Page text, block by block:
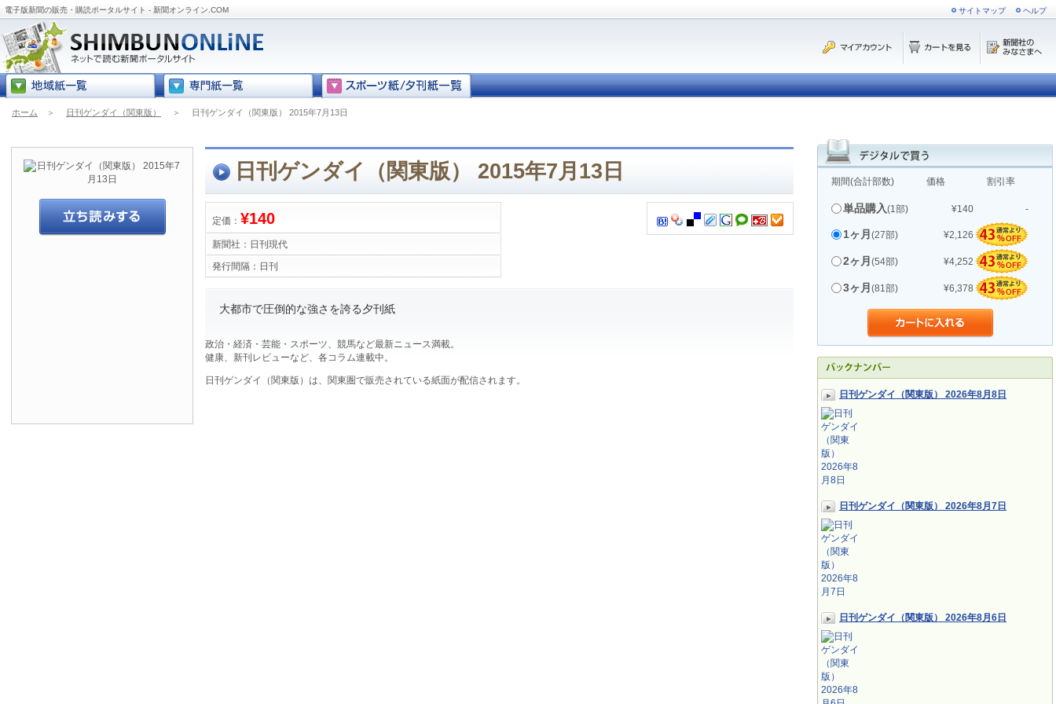
電子版新聞の販売・購読ポータルサイト - 新聞オンライン.COM サイトマップ ヘルプ
ホーム ＞ 日刊ゲンダイ（関東版） ＞ 日刊ゲンダイ（関東版） 2015年7月13日
期間(合計部数) 価格 割引率
単品購入(1部) ¥140 -
1ヶ月 (27部) ¥2,126
2ヶ月 (54部) ¥4,252
3ヶ月 (81部) ¥6,378
日刊ゲンダイ（関東版） 2026年8月8日
日刊ゲンダイ（関東版） 2026年8月7日
日刊ゲンダイ（関東版） 2026年8月6日
日刊ゲンダイ（関東版） 2015年7月13日
定価： ¥140
新聞社： 日刊現代
発行間隔： 日刊
大都市で圧倒的な強さを誇る夕刊紙
政治・経済・芸能・スポーツ、競馬など最新ニュース満載。
健康、新刊レビューなど、各コラム連載中。
日刊ゲンダイ（関東版）は、関東圏で販売されている紙面が配信されます。